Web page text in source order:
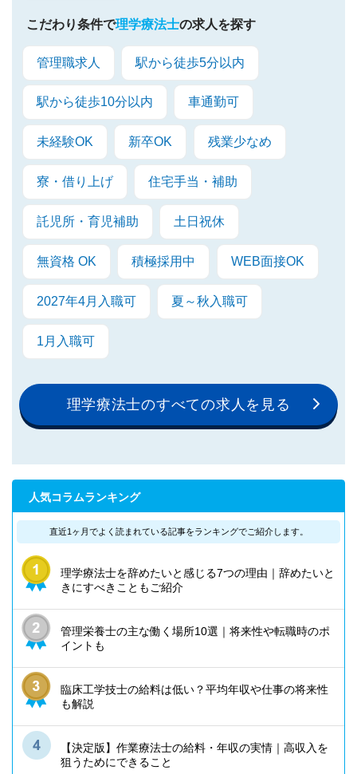
こだわり条件で理学療法士の求人を探す
管理職求人 駅から徒歩5分以内
駅から徒歩10分以内 車通勤可
未経験OK 新卒OK 残業少なめ
寮・借り上げ 住宅手当・補助
託児所・育児補助 土日祝休
無資格 OK 積極採用中 WEB面接OK
2027年4月入職可 夏～秋入職可
1月入職可
理学療法士のすべての求人を見る
人気コラムランキング
直近1ヶ月でよく読まれている記事をランキングでご紹介します。
理学療法士を辞めたいと感じる7つの理由｜辞めたいと
きにすべきこともご紹介
管理栄養士の主な働く場所10選｜将来性や転職時のポ
イントも
臨床工学技士の給料は低い？平均年収や仕事の将来性
も解説
【決定版】作業療法士の給料・年収の実情｜高収入を
狙うためにできること